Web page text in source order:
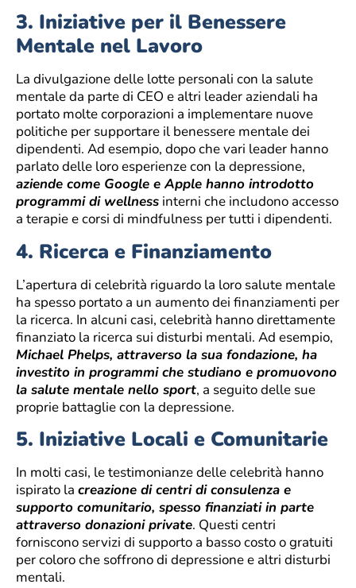
3. Iniziative per il Benessere
Mentale nel Lavoro
La divulgazione delle lotte personali con la salute
mentale da parte di CEO e altri leader aziendali ha
portato molte corporazioni a implementare nuove
politiche per supportare il benessere mentale dei
dipendenti. Ad esempio, dopo che vari leader hanno
parlato delle loro esperienze con la depressione,
aziende come Google e Apple hanno introdotto
programmi di wellness interni che includono accesso
a terapie e corsi di mindfulness per tutti i dipendenti.
4. Ricerca e Finanziamento
L’apertura di celebrità riguardo la loro salute mentale
ha spesso portato a un aumento dei finanziamenti per
la ricerca. In alcuni casi, celebrità hanno direttamente
finanziato la ricerca sui disturbi mentali. Ad esempio,
Michael Phelps, attraverso la sua fondazione, ha
investito in programmi che studiano e promuovono
la salute mentale nello sport, a seguito delle sue
proprie battaglie con la depressione.
5. Iniziative Locali e Comunitarie
In molti casi, le testimonianze delle celebrità hanno
ispirato la creazione di centri di consulenza e
supporto comunitario, spesso finanziati in parte
attraverso donazioni private. Questi centri
forniscono servizi di supporto a basso costo o gratuiti
per coloro che soffrono di depressione e altri disturbi
mentali.